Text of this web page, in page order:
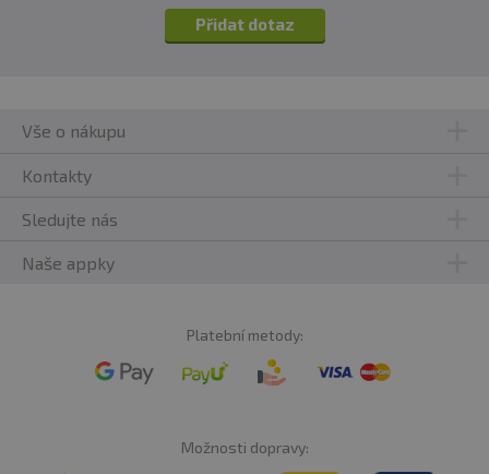
Přidat dotaz
Vše o nákupu
Kontakty
Sledujte nás
Naše appky
Platební metody:
Možnosti dopravy: